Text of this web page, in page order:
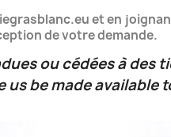
et en
de votre demande.
ou cédées à des
be made available